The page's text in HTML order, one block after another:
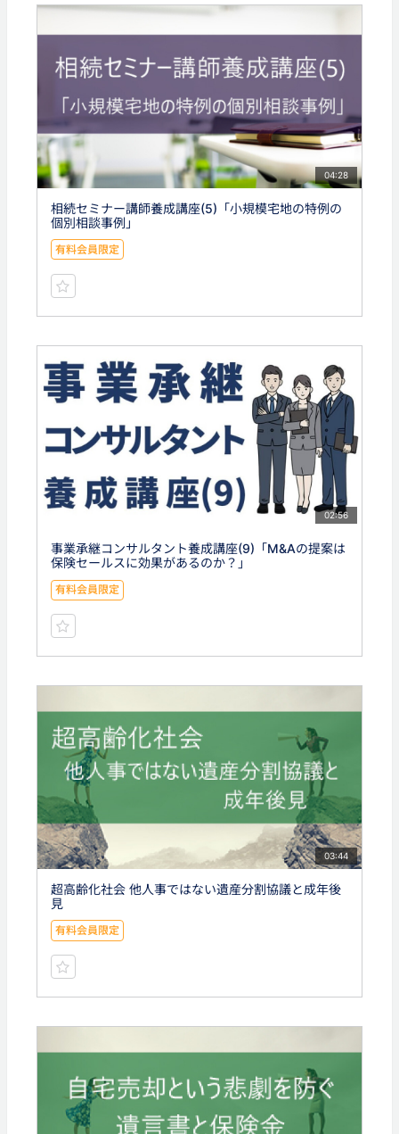
04:28
相続セミナー講師養成講座(5)「小規模宅地の特例の
個別相談事例」
有料会員限定
02:56
事業承継コンサルタント養成講座(9)「M&Aの提案は
保険セールスに効果があるのか？」
有料会員限定
03:44
超高齢化社会 他人事ではない遺産分割協議と成年後
見
有料会員限定